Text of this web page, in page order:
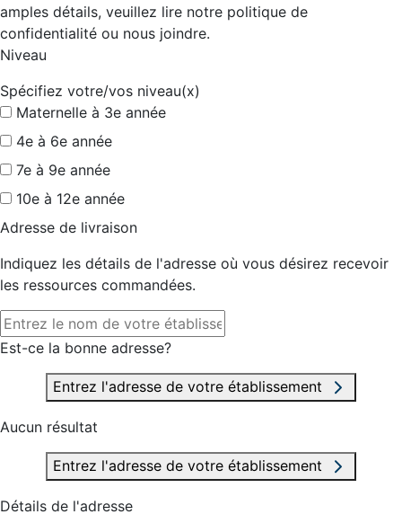
amples détails, veuillez lire notre politique de
confidentialité ou nous joindre.
Niveau
Spécifiez votre/vos niveau(x)
Maternelle à 3e année
4e à 6e année
7e à 9e année
10e à 12e année
Adresse de livraison
Indiquez les détails de l'adresse où vous désirez recevoir
les ressources commandées.
Est-ce la bonne adresse?
Entrez l'adresse de votre établissement
Aucun résultat
Entrez l'adresse de votre établissement
Détails de l'adresse